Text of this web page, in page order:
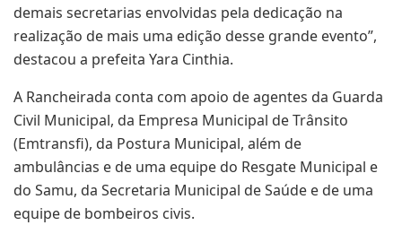
demais secretarias envolvidas pela dedicação na
realização de mais uma edição desse grande evento”,
destacou a prefeita Yara Cinthia.
A Rancheirada conta com apoio de agentes da Guarda
Civil Municipal, da Empresa Municipal de Trânsito
(Emtransfi), da Postura Municipal, além de
ambulâncias e de uma equipe do Resgate Municipal e
do Samu, da Secretaria Municipal de Saúde e de uma
equipe de bombeiros civis.